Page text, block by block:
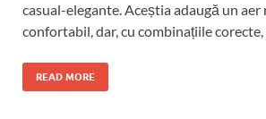
casual-elegante. Aceștia adaugă un aer
confortabil, dar, cu combinațiile
READ MORE